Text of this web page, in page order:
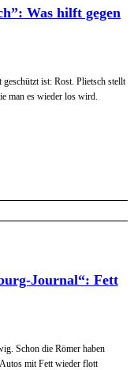
Was hilft gegen
ist: Rost. Plietsch stellt
man es wieder los wird.
Journal“: Fett
Schon die Römer haben
mit Fett wieder flott